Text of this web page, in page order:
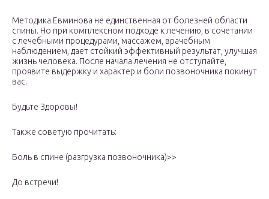
Методика Евминова не единственная от болезней области
спины. Но при комплексном подходе к лечению, в сочетании
с лечебными процедурами, массажем, врачебным
наблюдением, дает стойкий эффективный результат, улучшая
жизнь человека. После начала лечения не отступайте,
проявите выдержку и характер и боли позвоночника покинут
вас.
Будьте Здоровы!
Также советую прочитать:
Боль в спине (разгрузка позвоночника)>>
До встречи!